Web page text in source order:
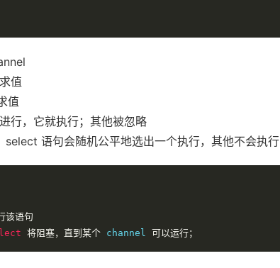
值
值
行，它就执行；其他被忽略
语句会随机公平地选出一个执行，其他不会执行
该语句
将阻塞，直到某个 channel 可以运行；